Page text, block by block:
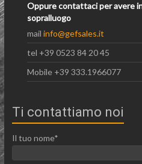
Oppure contattaci per avere
sopralluogo
mail info@gefsales.it
tel +39 0523 84 20 45
Mobile +39 333.1966077
Ti contattiamo noi
Il tuo nome*